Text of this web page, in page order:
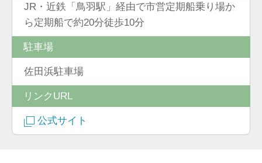
JR・近鉄「鳥羽駅」経由で市営定期船乗り場か
ら定期船で約20分徒歩10分
駐車場
佐田浜駐車場
リンクURL
公式サイト